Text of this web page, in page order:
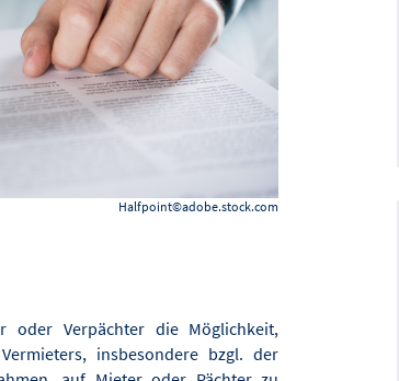
Halfpoint©adobe.stock.com
oder Verpächter die Möglichkeit,
insbesondere bzgl. der